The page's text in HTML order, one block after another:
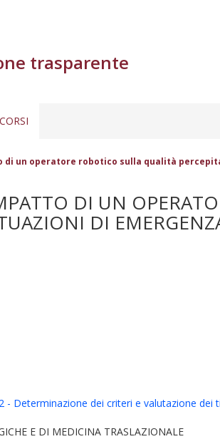
trasparente
un operatore robotico sulla qualità
DI UN
DI
- Determinazione dei criteri e valutazione dei
E DI MEDICINA TRASLAZIONALE